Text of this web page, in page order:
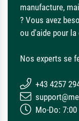
manufacture,
? Vous avez
ou d'aide pour la
Nos experts se
+43 4257
Mo-Do: 7:00